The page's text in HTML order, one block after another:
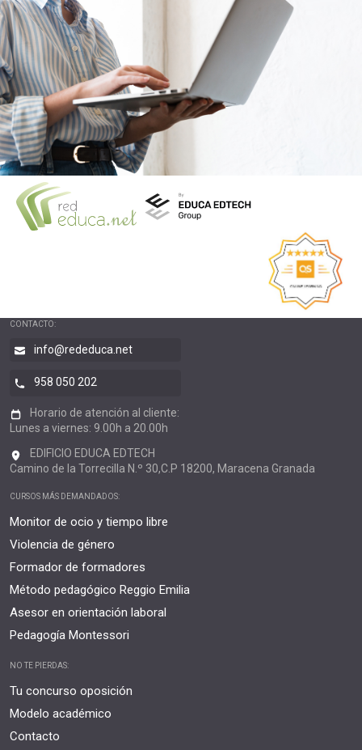
CONTACTO:
info@rededuca.net
958 050 202
Horario de atención al cliente:
Lunes a viernes: 9.00h a 20.00h
EDIFICIO EDUCA EDTECH
Camino de la Torrecilla N.º 30,C.P 18200, Maracena Granada
CURSOS MÁS DEMANDADOS:
Monitor de ocio y tiempo libre
Violencia de género
Formador de formadores
Método pedagógico Reggio Emilia
Asesor en orientación laboral
Pedagogía Montessori
NO TE PIERDAS:
Tu concurso oposición
Modelo académico
Contacto